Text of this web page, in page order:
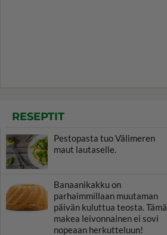
RESEPTIT
Pestopasta tuo Välimeren
maut lautaselle.
Banaanikakku on
parhaimmillaan muutaman
päivän kuluttua teosta. Tämä
makea leivonnainen ei sovi
nopeaan herkutteluun!